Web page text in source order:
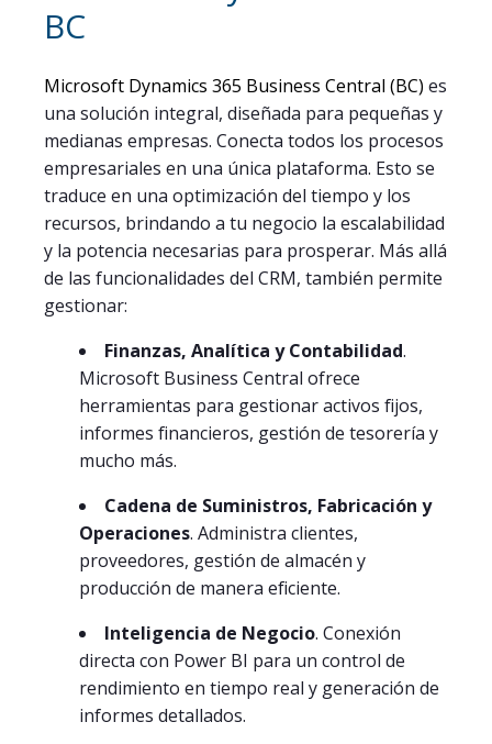
BC
Microsoft Dynamics 365 Business Central (BC) es
una solución integral, diseñada para pequeñas y
medianas empresas. Conecta todos los procesos
empresariales en una única plataforma. Esto se
traduce en una optimización del tiempo y los
recursos, brindando a tu negocio la escalabilidad
y la potencia necesarias para prosperar. Más allá
de las funcionalidades del CRM, también permite
gestionar:
Finanzas, Analítica y Contabilidad.
Microsoft Business Central ofrece
herramientas para gestionar activos fijos,
informes financieros, gestión de tesorería y
mucho más.
Cadena de Suministros, Fabricación y
Operaciones. Administra clientes,
proveedores, gestión de almacén y
producción de manera eficiente.
Inteligencia de Negocio. Conexión
directa con Power BI para un control de
rendimiento en tiempo real y generación de
informes detallados.